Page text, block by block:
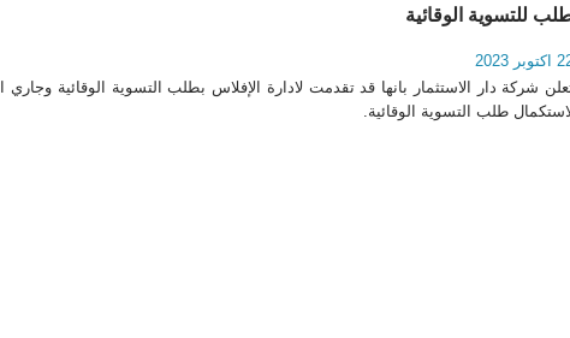
للتسوية الوقائية
2023
شركة دار الاستثمار بانها قد تقدمت لادارة الإفلاس بطلب التسوية الوقائية وجاري
طلب التسوية الوقائية.